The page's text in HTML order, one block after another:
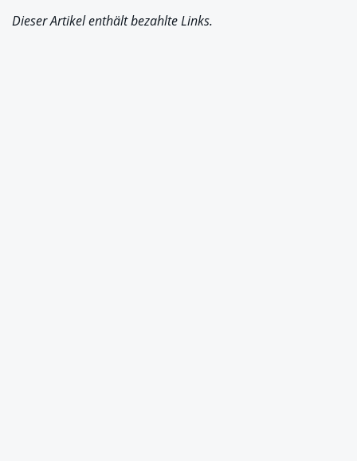
Dieser Artikel enthält bezahlte Links.